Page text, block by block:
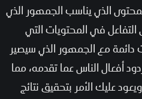
الذي يناسب الجمهور الذي
في المحتويات التي
دائمة مع الجمهور الذي سيصير
أفعال الناس عما تقدمه، مما
عليك الأمر بتحقيق نتائج